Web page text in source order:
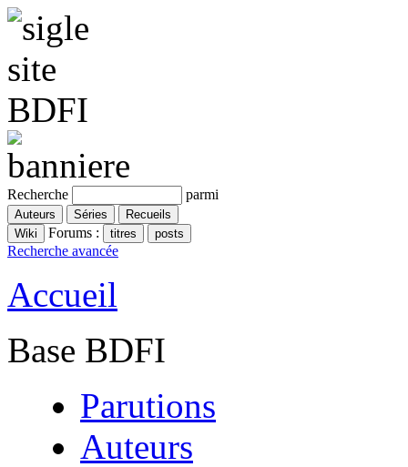
Recherche parmi
Forums :
Recherche avancée
Accueil
Base BDFI
Parutions
Auteurs